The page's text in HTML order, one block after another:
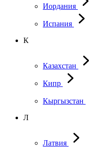
Иордания
Испания
К
Казахстан
Кипр
Кыргызстан
Л
Латвия